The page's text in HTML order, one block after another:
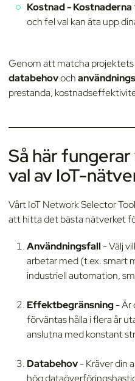
Kostnad - Kostnaderna
och fel val kan äta upp
Genom att matcha projektets
databehovoch
prestanda,
Så här
val av IoT-
Vårt IoT Network Selector
att hitta det bästa nätverket
Användningsfall- Välj
arbetar med (t.ex. smart
industriell automation,
Effektbegränsning- Är
förväntas hålla i flera år
anslutna med konstant
Databehov- Kräver din